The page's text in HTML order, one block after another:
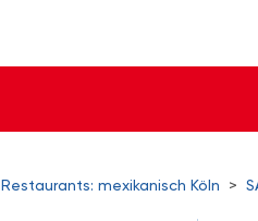
Restaurants: mexikanisch Köln >